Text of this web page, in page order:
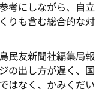
考にしながら、自立
りも含む総合的な対
民友新聞社編集局報
の出し方が遅く、国
はなく、かみくだい